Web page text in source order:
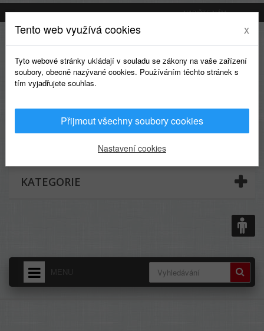
NAPIŠTE NÁM
0
KATEGORIE
Tento web využívá cookies x
Tyto webové stránky ukládají v souladu se zákony na vaše zařízení
soubory, obecně nazývané cookies. Používáním těchto stránek s
tím vyjadřujete souhlas.
Přijmout všechny soubory cookies
Nastavení cookies